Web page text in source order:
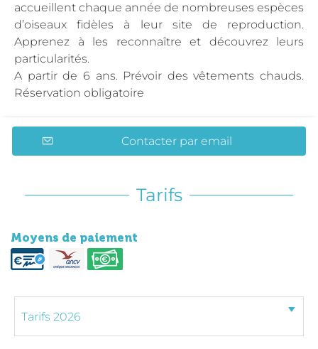
accueillent chaque année de nombreuses espèces
d’oiseaux fidèles à leur site de reproduction.
Apprenez à les reconnaître et découvrez leurs
particularités.
A partir de 6 ans. Prévoir des vêtements chauds.
Réservation obligatoire
Contacter par email
Tarifs
Moyens de paiement